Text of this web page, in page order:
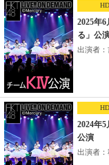
HD
2025年
る」公
出演者：
HD
2024年
公演
出演者：